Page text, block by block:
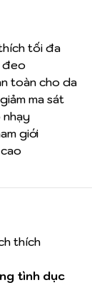
tối đa
đeo
toàn cho da
ma sát
giới
thích
tình dục